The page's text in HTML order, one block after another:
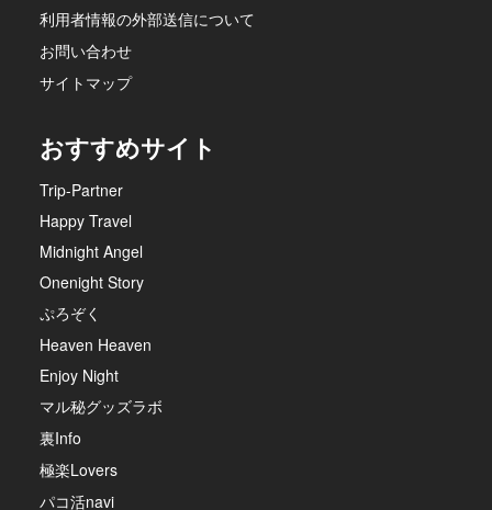
利用者情報の外部送信について
お問い合わせ
サイトマップ
おすすめサイト
Trip-Partner
Happy Travel
Midnight Angel
Onenight Story
ぷろぞく
Heaven Heaven
Enjoy Night
マル秘グッズラボ
裏Info
極楽Lovers
パコ活navi